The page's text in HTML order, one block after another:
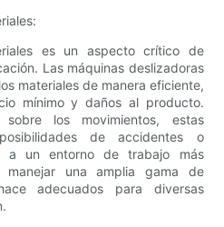
es un aspecto crítico de
Las máquinas deslizadoras
materiales de manera eficiente,
mínimo y daños al producto.
los movimientos, estas
de accidentes o
a un entorno de trabajo más
manejar una amplia gama de
adecuados para diversas